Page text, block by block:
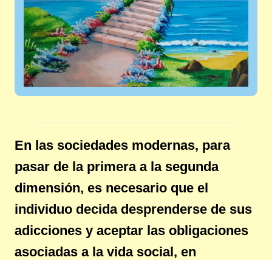
En las sociedades modernas, para
pasar de la primera a la segunda
dimensión, es necesario que el
individuo decida desprenderse de sus
adicciones y aceptar las obligaciones
asociadas a la vida social, en